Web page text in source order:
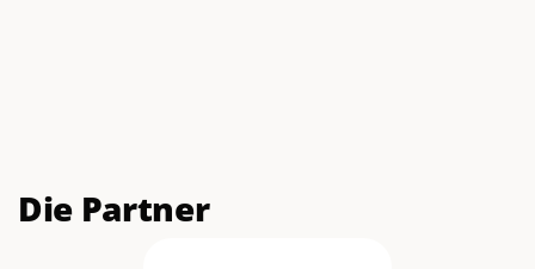
Die Partner